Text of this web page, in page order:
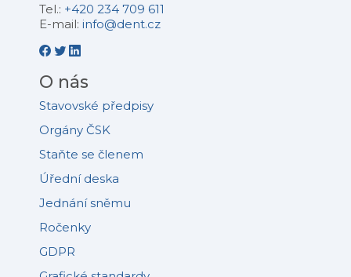
Tel.: +420 234 709 611
E-mail: info@dent.cz
O nás
Stavovské předpisy
Orgány ČSK
Staňte se členem
Úřední deska
Jednání sněmu
Ročenky
GDPR